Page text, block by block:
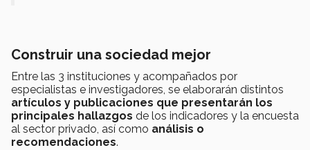
Construir una sociedad mejor
Entre las 3 instituciones y acompañados por
especialistas e investigadores, se elaborarán distintos
artículos y publicaciones que presentarán los
principales hallazgos de los indicadores y la encuesta
al sector privado, así como análisis o
recomendaciones.